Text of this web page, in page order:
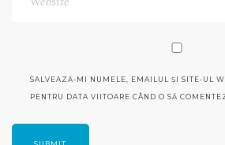
SALVEAZĂ-MI NUMELE, EMAILUL ȘI SITE-UL
PENTRU DATA VIITOARE CÂND O SĂ